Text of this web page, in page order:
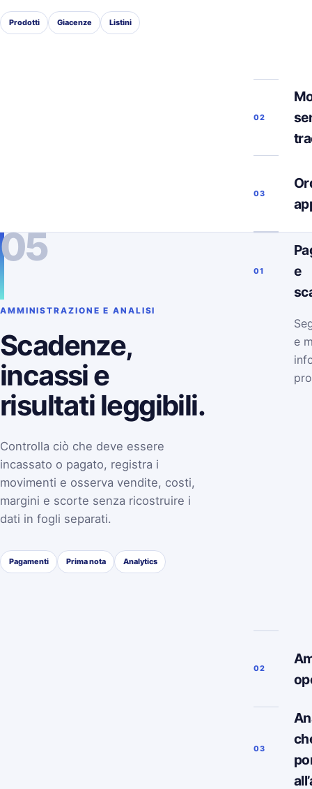
Prodotti Giacenze Listini
02
03
05
AMMINISTRAZIONE E ANALISI
Scadenze,
incassi e
risultati leggibili.
Controlla ciò che deve essere
incassato o pagato, registra i
movimenti e osserva vendite, costi,
margini e scorte senza ricostruire i
dati in fogli separati.
Pagamenti Prima nota Analytics
01
e
e
02
03